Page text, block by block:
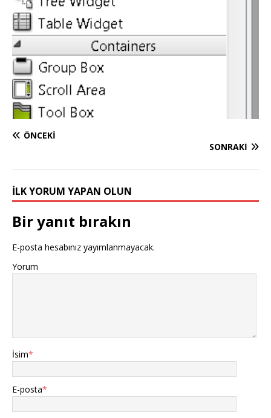
ÖNCEKI
SONRAKI
İLK YORUM YAPAN OLUN
Bir yanıt bırakın
E-posta hesabınız yayımlanmayacak.
Yorum
İsim*
E-posta*